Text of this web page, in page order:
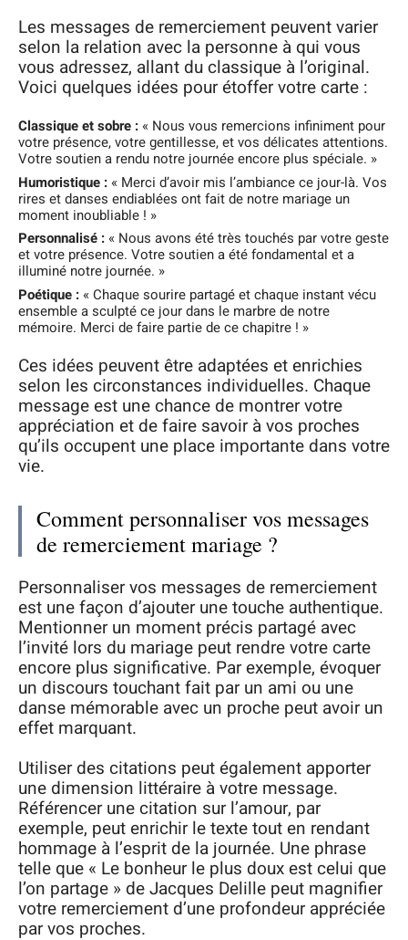
Les messages de remerciement peuvent varier
selon la relation avec la personne à qui vous
vous adressez, allant du classique à l’original.
Voici quelques idées pour étoffer votre carte :
Classique et sobre : « Nous vous remercions infiniment pour
votre présence, votre gentillesse, et vos délicates attentions.
Votre soutien a rendu notre journée encore plus spéciale. »
Humoristique : « Merci d’avoir mis l’ambiance ce jour-là. Vos
rires et danses endiablées ont fait de notre mariage un
moment inoubliable ! »
Personnalisé : « Nous avons été très touchés par votre geste
et votre présence. Votre soutien a été fondamental et a
illuminé notre journée. »
Poétique : « Chaque sourire partagé et chaque instant vécu
ensemble a sculpté ce jour dans le marbre de notre
mémoire. Merci de faire partie de ce chapitre ! »
Ces idées peuvent être adaptées et enrichies
selon les circonstances individuelles. Chaque
message est une chance de montrer votre
appréciation et de faire savoir à vos proches
qu’ils occupent une place importante dans votre
vie.
Comment personnaliser vos messages
de remerciement mariage ?
Personnaliser vos messages de remerciement
est une façon d’ajouter une touche authentique.
Mentionner un moment précis partagé avec
l’invité lors du mariage peut rendre votre carte
encore plus significative. Par exemple, évoquer
un discours touchant fait par un ami ou une
danse mémorable avec un proche peut avoir un
effet marquant.
Utiliser des citations peut également apporter
une dimension littéraire à votre message.
Référencer une citation sur l’amour, par
exemple, peut enrichir le texte tout en rendant
hommage à l’esprit de la journée. Une phrase
telle que « Le bonheur le plus doux est celui que
l’on partage » de Jacques Delille peut magnifier
votre remerciement d’une profondeur appréciée
par vos proches.